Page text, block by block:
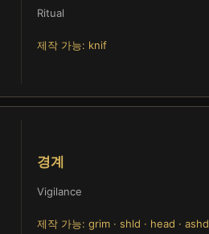
Ritual
제작 가능: knif
경계
Vigilance
제작 가능: grim · shld · head · ashd